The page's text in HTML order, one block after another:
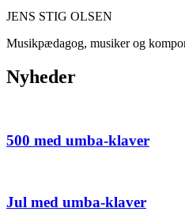
JENS STIG OLSEN
Musikpædagog, musiker og
Nyheder
500 med umba-klaver
Jul med umba-klaver